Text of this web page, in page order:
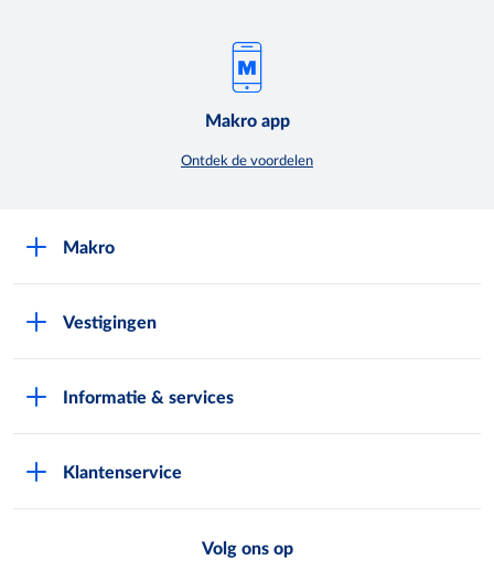
Makro app
Ontdek de voordelen
Makro
Exploitatie buitenterreinen
Vestigingen
Informatie & services
Klantenservice
Volg ons op